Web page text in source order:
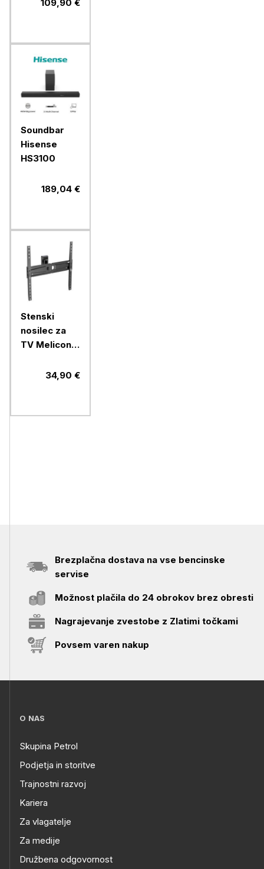
109,90 €
Soundbar
Hisense
HS3100
189,04 €
Stenski
nosilec za
TV Meliconi,
FTR400 CG
34,90 €
Brezplačna dostava na vse bencinske
servise
Možnost plačila do 24 obrokov brez obresti
Nagrajevanje zvestobe z Zlatimi točkami
Povsem varen nakup
O NAS
Skupina Petrol
Podjetja in storitve
Trajnostni razvoj
Kariera
Za vlagatelje
Za medije
Družbena odgovornost